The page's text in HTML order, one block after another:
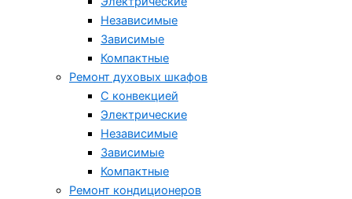
Независимые
Зависимые
Компактные
Ремонт духовых шкафов
С конвекцией
Электрические
Независимые
Зависимые
Компактные
Ремонт кондиционеров